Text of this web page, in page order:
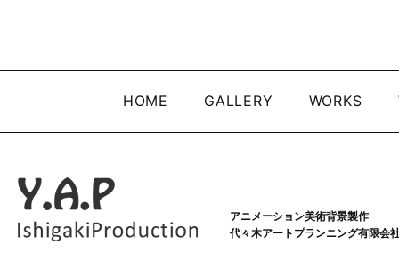
HOME GALLERY WORKS
アニメーション美術背景製作
代々木アートプランニング有限会